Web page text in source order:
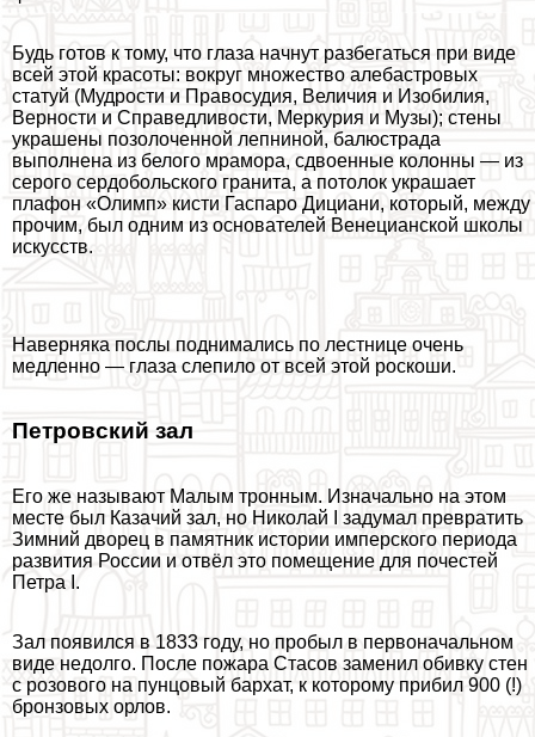
Будь готов к тому, что глаза начнут разбегаться при виде
всей этой красоты: вокруг множество алебастровых
статуй (Мудрости и Правосудия, Величия и Изобилия,
Верности и Справедливости, Меркурия и Музы); cтены
украшены позолоченной лепниной, балюстрада
выполнена из белого мрамора, сдвоенные колонны — из
серого сердобольского гранита, а потолок украшает
плафон «Олимп» кисти Гаспаро Дициани, который, между
прочим, был одним из основателей Венецианской школы
искусств.
Наверняка послы поднимались по лестнице очень
медленно — глаза слепило от всей этой роскоши.
Петровский зал
Его же называют Малым тронным. Изначально на этом
месте был Казачий зал, но Николай I задумал превратить
Зимний дворец в памятник истории имперского периода
развития России и отвёл это помещение для почестей
Петра I.
Зал появился в 1833 году, но пробыл в первоначальном
виде недолго. После пожара Стасов заменил обивку стен
с розового на пунцовый бархат, к которому прибил 900 (!)
бронзовых орлов.